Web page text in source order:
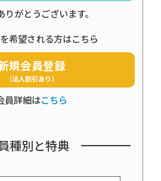
りがとうございます。
希望される方はこちら
規会員登録
（法人割引あり）
員詳細はこちら
種別と特典